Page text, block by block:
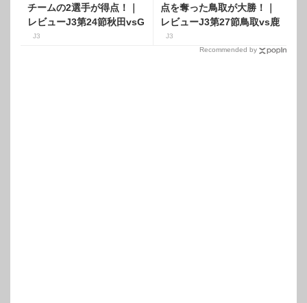
チームの2選手が得点！｜
レビューJ3第24節秋田vsG
大阪U-23
J3
点を奪った鳥取が大勝！｜
レビューJ3第27節鳥取vs鹿
児島
J3
Recommended by